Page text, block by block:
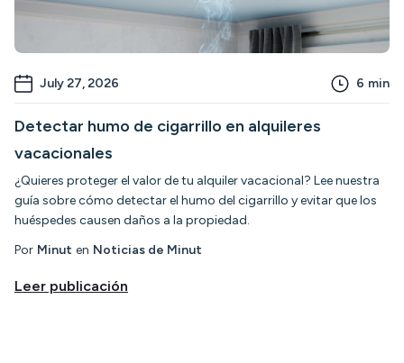
July 27, 2026 6 min
Detectar humo de cigarrillo en alquileres
vacacionales
¿Quieres proteger el valor de tu alquiler vacacional? Lee nuestra
guía sobre cómo detectar el humo del cigarrillo y evitar que los
huéspedes causen daños a la propiedad.
Por Minut en Noticias de Minut
Leer publicación